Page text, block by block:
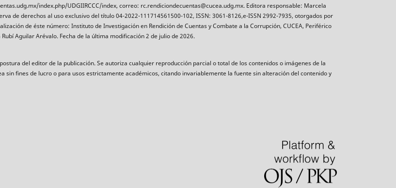
index.php/UDGIIRCCC/index, correo: rc.rendiciondecuentas@cucea.udg.mx. Editora responsable: Marcela
de derechos al uso exclusivo del título 04-2022-111714561500-102, ISSN: 3061-8126,e-ISSN 2992-7935, otorgados por
de éste número: Instituto de Investigación en Rendición de Cuentas y Combate a la Corrupción, CUCEA, Periférico
Aguilar Arévalo. Fecha de la última modificación 2 de julio de 2026.
del editor de la publicación. Se autoriza cualquier reproducción parcial o total de los contenidos o imágenes de la
sin fines de lucro o para usos estrictamente académicos, citando invariablemente la fuente sin alteración del contenido y